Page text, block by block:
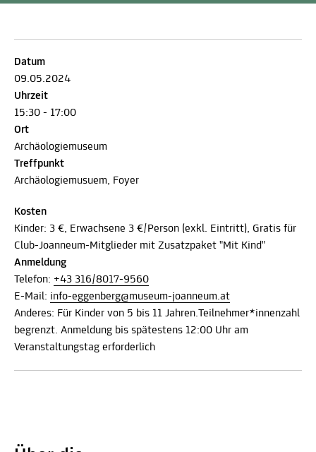
Datum
09.05.2024
Uhrzeit
15:30 - 17:00
Ort
Archäologiemuseum
Treffpunkt
Archäologiemusuem, Foyer
Kosten
Kinder: 3 €, Erwachsene 3 €/Person (exkl. Eintritt), Gratis für
Club-Joanneum-Mitglieder mit Zusatzpaket "Mit Kind"
Anmeldung
Telefon: +43 316/8017-9560
E-Mail: info-eggenberg@museum-joanneum.at
Anderes: Für Kinder von 5 bis 11 Jahren.Teilnehmer*innenzahl
begrenzt. Anmeldung bis spätestens 12:00 Uhr am
Veranstaltungstag erforderlich